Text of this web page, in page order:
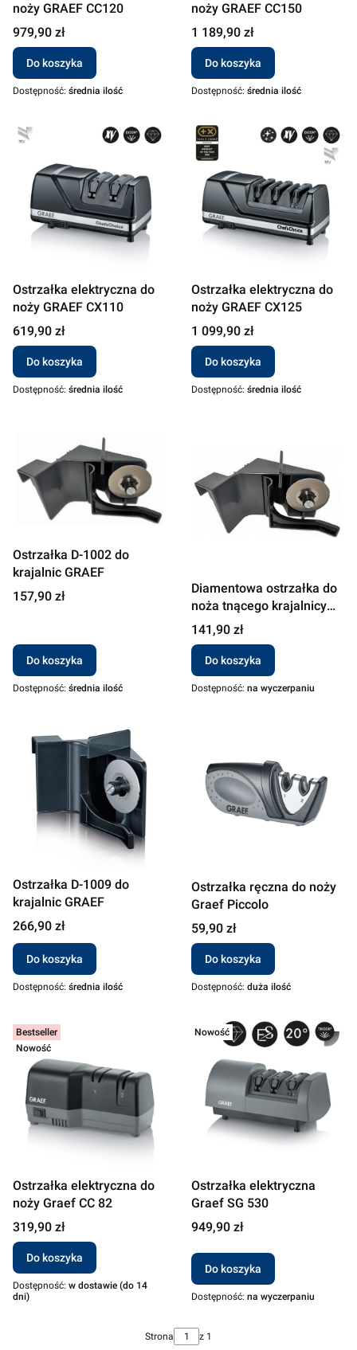
noży GRAEF CC120
Cena
979,90 zł
Do koszyka
Dostępność: średnia ilość
noży GRAEF CC150
Cena
1 189,90 zł
Do koszyka
Dostępność: średnia ilość
Ostrzałka elektryczna do
noży GRAEF CX110
Cena
619,90 zł
Do koszyka
Dostępność: średnia ilość
Ostrzałka elektryczna do
noży GRAEF CX125
Cena
1 099,90 zł
Do koszyka
Dostępność: średnia ilość
Ostrzałka D-1002 do
krajalnic GRAEF
Cena
157,90 zł
Do koszyka
Dostępność: średnia ilość
Diamentowa ostrzałka do
noża tnącego krajalnicy
Graef D-1000
Cena
141,90 zł
Do koszyka
Dostępność: na wyczerpaniu
Ostrzałka D-1009 do
krajalnic GRAEF
Cena
266,90 zł
Do koszyka
Dostępność: średnia ilość
Ostrzałka ręczna do noży
Graef Piccolo
Cena
59,90 zł
Do koszyka
Dostępność: duża ilość
Bestseller
Nowość
Ostrzałka elektryczna do
noży Graef CC 82
Cena
319,90 zł
Do koszyka
Dostępność: w dostawie (do 14
dni)
Nowość
Ostrzałka elektryczna
Graef SG 530
Cena
949,90 zł
Do koszyka
Dostępność: na wyczerpaniu
Strona z 1